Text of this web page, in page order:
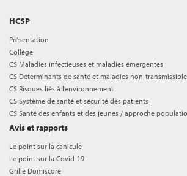
HCSP
Présentation
Collège
CS Maladies infectieuses et maladies émergentes
CS Déterminants de santé et maladies non-
CS Risques liés à l’environnement
CS Système de santé et sécurité des patients
CS Santé des enfants et des jeunes / approche
Avis et rapports
Le point sur la canicule
Le point sur la Covid-19
Grille Domiscore